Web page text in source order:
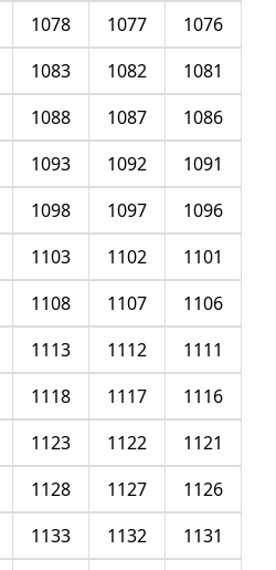
1076
1077
1078
1081
1082
1083
1086
1087
1088
1091
1092
1093
1096
1097
1098
1101
1102
1103
1106
1107
1108
1111
1112
1113
1116
1117
1118
1121
1122
1123
1126
1127
1128
1131
1132
1133